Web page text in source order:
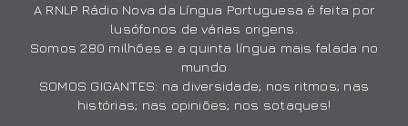
A RNLP Rádio Nova da Língua Portuguesa é feita por
lusófonos de várias origens.
Somos 280 milhões e a quinta língua mais falada no
mundo
SOMOS GIGANTES: na diversidade; nos ritmos; nas
histórias; nas opiniões; nos sotaques!